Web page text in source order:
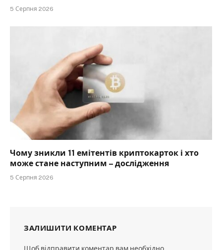
5 Серпня 2026
Чому зникли 11 емітентів криптокарток і хто
може стане наступним – дослідження
5 Серпня 2026
ЗАЛИШИТИ КОМЕНТАР